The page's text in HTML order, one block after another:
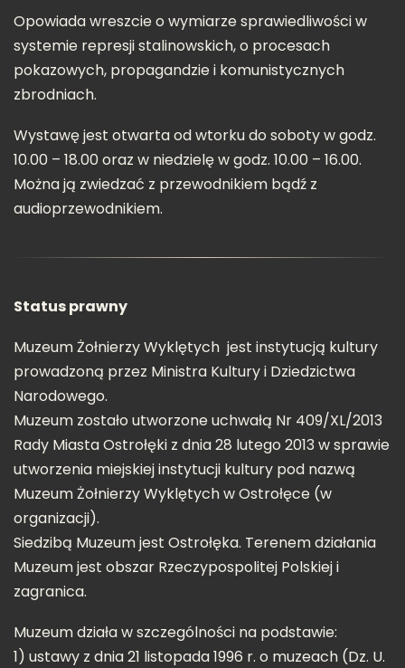
Opowiada wreszcie o wymiarze sprawiedliwości w
systemie represji stalinowskich, o procesach
pokazowych, propagandzie i komunistycznych
zbrodniach.
Wystawę jest otwarta od wtorku do soboty w godz.
10.00 – 18.00 oraz w niedzielę w godz. 10.00 – 16.00.
Można ją zwiedzać z przewodnikiem bądź z
audioprzewodnikiem.
Status prawny
Muzeum Żołnierzy Wyklętych jest instytucją kultury
prowadzoną przez Ministra Kultury i Dziedzictwa
Narodowego.
Muzeum zostało utworzone uchwałą Nr 409/XL/2013
Rady Miasta Ostrołęki z dnia 28 lutego 2013 w sprawie
utworzenia miejskiej instytucji kultury pod nazwą
Muzeum Żołnierzy Wyklętych w Ostrołęce (w
organizacji).
Siedzibą Muzeum jest Ostrołęka. Terenem działania
Muzeum jest obszar Rzeczypospolitej Polskiej i
zagranica.
Muzeum działa w szczególności na podstawie:
1) ustawy z dnia 21 listopada 1996 r. o muzeach (Dz. U.